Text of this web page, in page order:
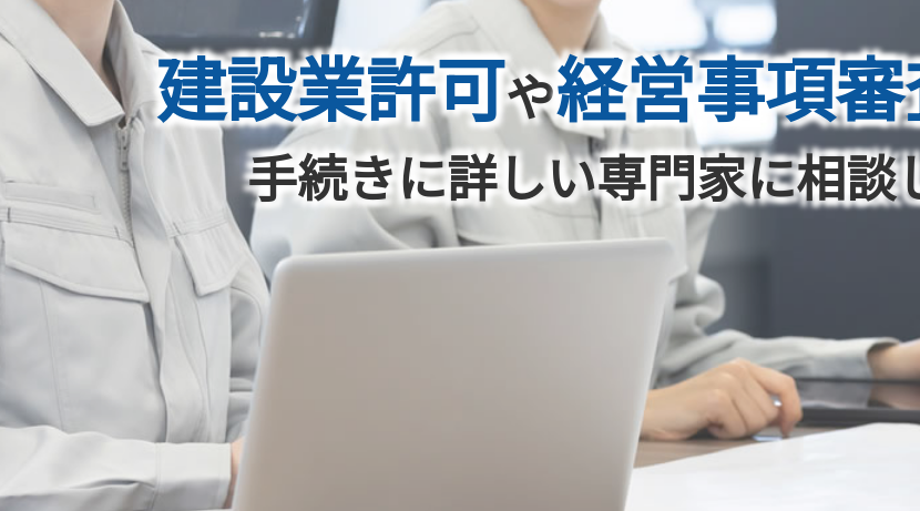
建設業許可や経営事項
手続きに詳しい専門家に相談